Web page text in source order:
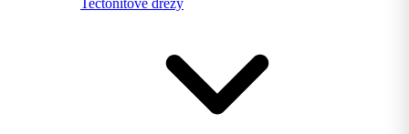
Tectonitové drezy